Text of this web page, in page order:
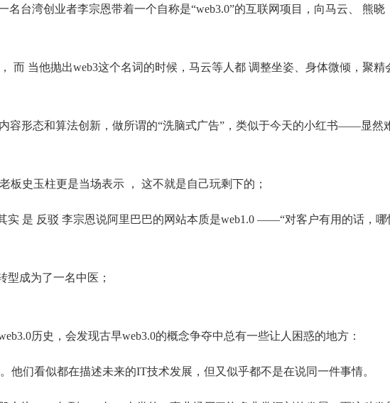
名台湾创业者李宗恩带着一个自称是“web3.0”的互联网项目，向马云、 熊晓
而 当他抛出web3这个名词的时候，马云等人都 调整坐姿、身体微倾，聚精
容形态和算法创新，做所谓的“洗脑式广告”，类似于今天的小红书——显然
板史玉柱更是当场表示 ， 这不就是自己玩剩下的；
实 是 反驳 李宗恩说阿里巴巴的网站本质是web1.0 ——“对客户有用的话，哪
型成为了一名中医；
历史，会发现古早web3.0的概念争夺中总有一些让人困惑的地方：
他们看似都在描述未来的IT技术发展，但又似乎都不是在说同一件事情。